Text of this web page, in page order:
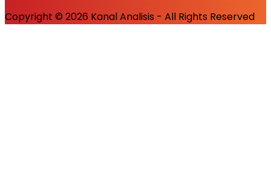
Copyright © 2026 Kanal Analisis - All Rights Reserved